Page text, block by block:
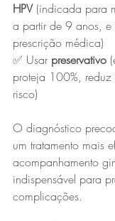
HPV (indicada para
a partir de 9 anos, e
prescrição médica)
✅ Usar preservativo
proteja 100%,
risco)
O diagnóstico
um tratamento mais
acompanhamento
indispensável para
complicações.